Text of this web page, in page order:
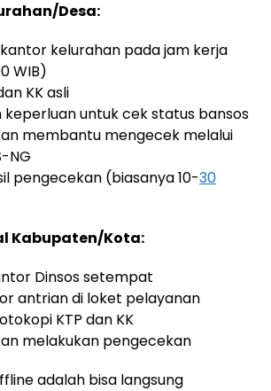
Desa:
kelurahan pada jam kerja
WIB)
KK asli
keperluan untuk cek status bansos
membantu mengecek melalui
NG
pengecekan (biasanya 10-30
Kabupaten/Kota:
Dinsos setempat
antrian di loket pelayanan
KTP dan KK
melakukan pengecekan
adalah bisa langsung